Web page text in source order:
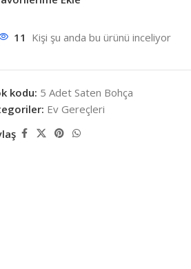
11 Kişi şu anda bu ürünü inceliyor
kodu: 5 Adet Saten Bohça
Ev Gereçleri